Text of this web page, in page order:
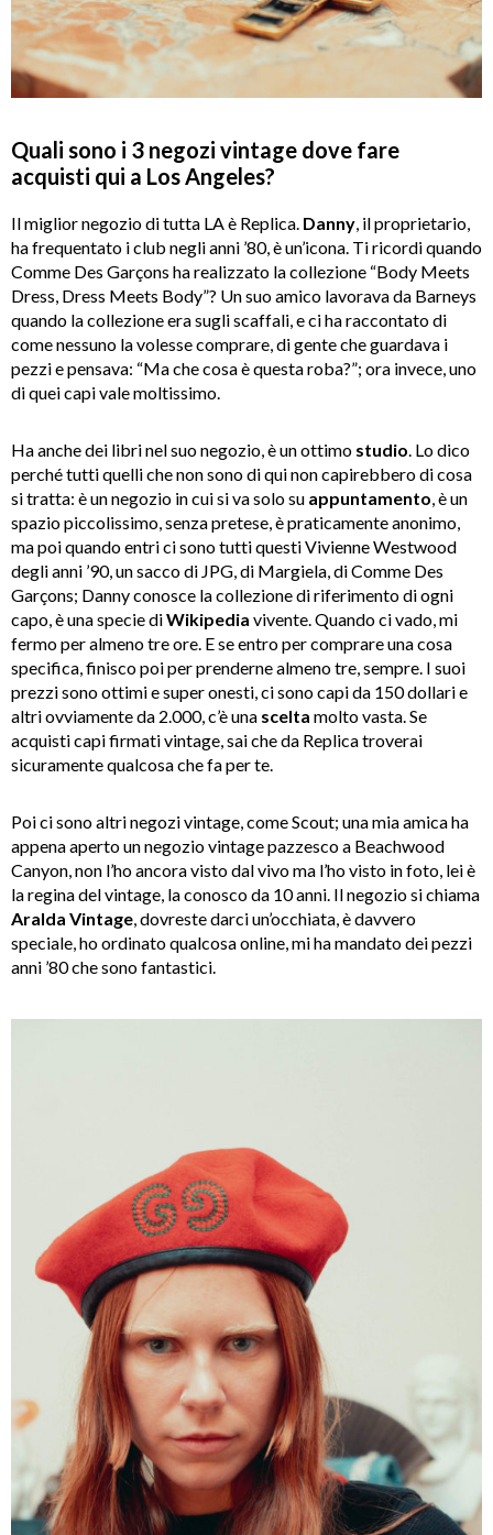
Quali sono i 3 negozi vintage dove fare
acquisti qui a Los Angeles?
Il miglior negozio di tutta LA è Replica. Danny, il proprietario,
ha frequentato i club negli anni ’80, è un’icona. Ti ricordi quando
Comme Des Garçons ha realizzato la collezione “Body Meets
Dress, Dress Meets Body”? Un suo amico lavorava da Barneys
quando la collezione era sugli scaffali, e ci ha raccontato di
come nessuno la volesse comprare, di gente che guardava i
pezzi e pensava: “Ma che cosa è questa roba?”; ora invece, uno
di quei capi vale moltissimo.
Ha anche dei libri nel suo negozio, è un ottimo studio. Lo dico
perché tutti quelli che non sono di qui non capirebbero di cosa
si tratta: è un negozio in cui si va solo su appuntamento, è un
spazio piccolissimo, senza pretese, è praticamente anonimo,
ma poi quando entri ci sono tutti questi Vivienne Westwood
degli anni ’90, un sacco di JPG, di Margiela, di Comme Des
Garçons; Danny conosce la collezione di riferimento di ogni
capo, è una specie diWikipedia vivente. Quando ci vado, mi
fermo per almeno tre ore. E se entro per comprare una cosa
specifica, finisco poi per prenderne almeno tre, sempre. I suoi
prezzi sono ottimi e super onesti, ci sono capi da 150 dollari e
altri ovviamente da 2.000, c’è una scelta molto vasta. Se
acquisti capi firmati vintage, sai che da Replica troverai
sicuramente qualcosa che fa per te.
Poi ci sono altri negozi vintage, come Scout; una mia amica ha
appena aperto un negozio vintage pazzesco a Beachwood
Canyon, non l’ho ancora visto dal vivo ma l’ho visto in foto, lei è
la regina del vintage, la conosco da 10 anni. Il negozio si chiama
Aralda Vintage, dovreste darci un’occhiata, è davvero
speciale, ho ordinato qualcosa online, mi ha mandato dei pezzi
anni ’80 che sono fantastici.